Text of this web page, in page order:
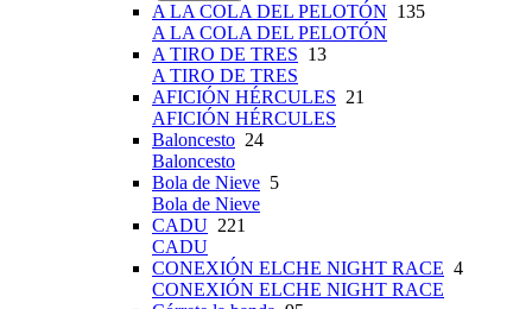
A LA COLA DEL PELOTÓN 135
A LA COLA DEL PELOTÓN
A TIRO DE TRES 13
A TIRO DE TRES
AFICIÓN HÉRCULES 21
AFICIÓN HÉRCULES
Baloncesto 24
Baloncesto
Bola de Nieve 5
Bola de Nieve
CADU 221
CADU
CONEXIÓN ELCHE NIGHT RACE 4
CONEXIÓN ELCHE NIGHT RACE